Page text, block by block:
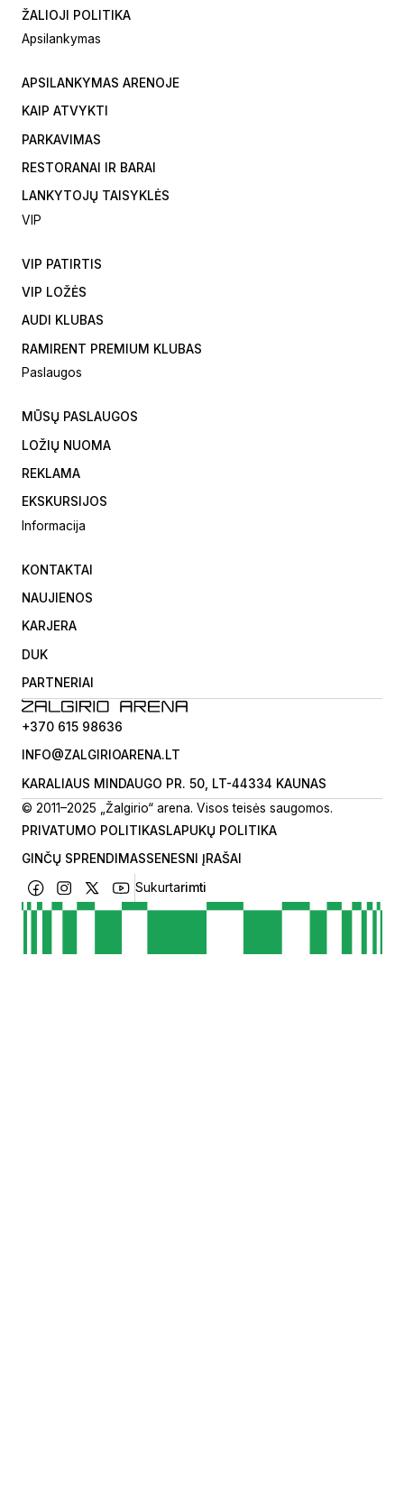
ŽALIOJI POLITIKA
Apsilankymas
APSILANKYMAS ARENOJE
KAIP ATVYKTI
PARKAVIMAS
RESTORANAI IR BARAI
LANKYTOJŲ TAISYKLĖS
VIP
VIP PATIRTIS
VIP LOŽĖS
AUDI KLUBAS
RAMIRENT PREMIUM KLUBAS
Paslaugos
MŪSŲ PASLAUGOS
LOŽIŲ NUOMA
REKLAMA
EKSKURSIJOS
Informacija
KONTAKTAI
NAUJIENOS
KARJERA
DUK
PARTNERIAI
+370 615 98636
INFO@ZALGIRIOARENA.LT
KARALIAUS MINDAUGO PR. 50, LT-44334 KAUNAS
© 2011–2025 „Žalgirio“ arena. Visos teisės saugomos.
PRIVATUMO POLITIKASLAPUKŲ POLITIKA
GINČŲ SPRENDIMASSENESNI ĮRAŠAI
Sukurtarimti